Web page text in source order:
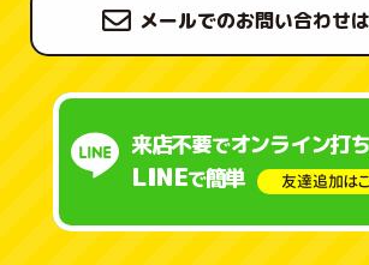
メールでのお問い合わせ
来店不要でオンライン打
LINEで簡単 友達追加は